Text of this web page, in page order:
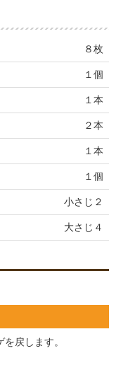
８枚
１個
１本
２本
１本
１個
小さじ２
大さじ４
を戻します。